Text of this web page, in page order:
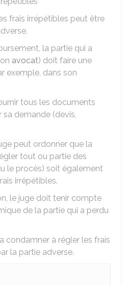
frais irrépétibles peut être
la partie qui a
avocat) doit faire une
exemple, dans son
tous les documents
demande (devis,
peut ordonner que la
tout ou partie des
le procès) soit également
irrépétibles.
le juge doit tenir compte
de la partie qui a perdu
condamner à régler les frais
la partie adverse.